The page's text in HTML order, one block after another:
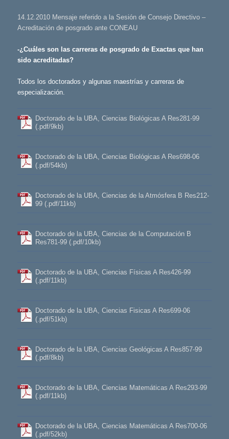
14.12.2010 Mensaje referido a la Sesión de Consejo Directivo –
Acreditación de posgrado ante CONEAU
-¿Cuáles son las carreras de posgrado de Exactas que han
sido acreditadas?
Todos los doctorados y algunas maestrías y carreras de
especialización.
Doctorado de la UBA, Ciencias Biológicas A Res281-99
(.pdf/9kb)
Doctorado de la UBA, Ciencias Biológicas A Res698-06
(.pdf/54kb)
Doctorado de la UBA, Ciencias de la Atmósfera B Res212-
99 (.pdf/11kb)
Doctorado de la UBA, Ciencias de la Computación B
Res781-99 (.pdf/10kb)
Doctorado de la UBA, Ciencias Físicas A Res426-99
(.pdf/11kb)
Doctorado de la UBA, Ciencias Fisicas A Res699-06
(.pdf/51kb)
Doctorado de la UBA, Ciencias Geológicas A Res857-99
(.pdf/8kb)
Doctorado de la UBA, Ciencias Matemáticas A Res293-99
(.pdf/11kb)
Doctorado de la UBA, Ciencias Matemáticas A Res700-06
(.pdf/52kb)